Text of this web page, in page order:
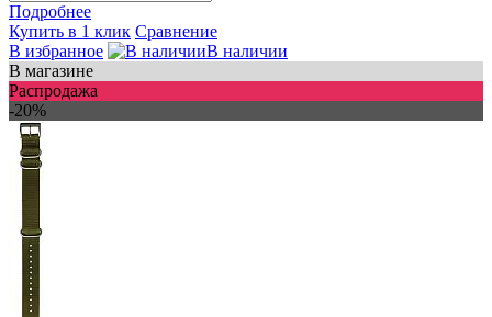
Подробнее
Купить в 1 клик Сравнение
В избранное
В наличии
В магазине
Распродажа
-20%